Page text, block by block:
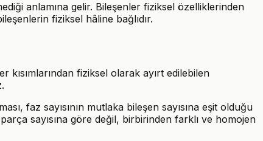
anlamına gelir. Bileşenler fiziksel özelliklerinden
fiziksel hâline bağlıdır.
fiziksel olarak ayırt edilebilen
faz sayısının mutlaka bileşen sayısına eşit olduğu
sayısına göre değil, birbirinden farklı ve homojen